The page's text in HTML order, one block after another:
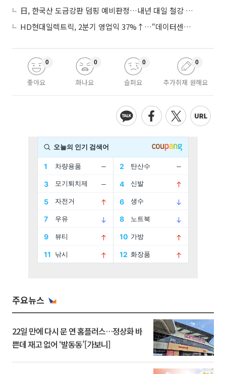
日, 한국산 도금강판 덤핑 예비판정…내년 대일 철강 수출 ‘빨간불’
HD현대일렉트릭, 2분기 영업익 37%↑…“데이터센터 사업, 새로운 성장 축”
좋아요
0
화나요
0
슬퍼요
0
추가취재 원해요
0
주요뉴스
22일 만에 다시 문 연 홈플러스…정상화 바
쁜데 재고 없어 ‘발동동’[가보니]